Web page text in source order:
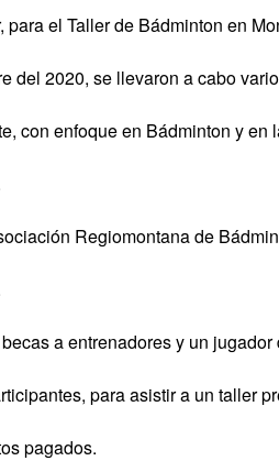
el Taller de Bádminton en
del 2020, se llevaron a cabo
con enfoque en Bádminton y en
Regiomontana de
a entrenadores y un jugador
para asistir a un taller
pagados.